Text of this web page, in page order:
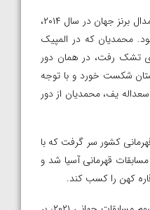
محمد حسین محمدیان، دارنده مدال برنز جهان در سال ۲۰۱۴،
محمدیان که در المپیک
به روی تشک رفت، در همان دور
شکست خورد و با توجه
یف، محمدیان از دور
کشور سر گرفت که با
قهرمانی آسیا شد و
کهن را کسب کند.